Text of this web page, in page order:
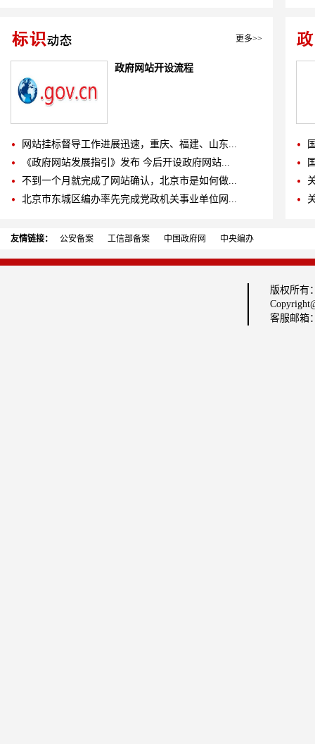
更多>>
政府网站开设流程
网站挂标督导工作进展迅速，重庆、福建、山东...
《政府网站发展指引》发布 今后开设政府网站...
不到一个月就完成了网站确认，北京市是如何做...
北京市东城区编办率先完成党政机关事业单位网...
友情链接： 公安备案 工信部备案 中国政府网 中央编办
版权所有
客服邮箱